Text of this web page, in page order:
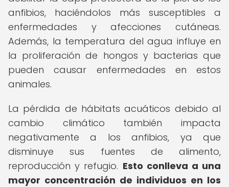
anfibios, haciéndolos más susceptibles a
enfermedades y afecciones cutáneas.
Además, la temperatura del agua influye en
la proliferación de hongos y bacterias que
pueden causar enfermedades en estos
animales.
La pérdida de hábitats acuáticos debido al
cambio climático también impacta
negativamente a los anfibios, ya que
disminuye sus fuentes de alimento,
reproducción y refugio. Esto conlleva a una
mayor concentración de individuos en los